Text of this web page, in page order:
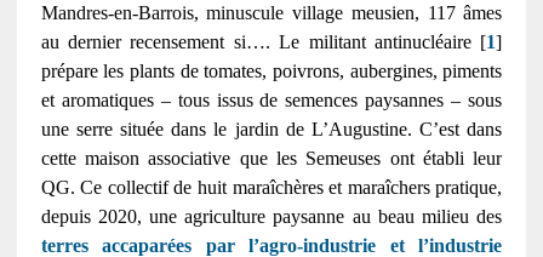
Mandres-en-Barrois, minuscule village meusien, 117 âmes
au dernier recensement si…. Le militant antinucléaire [1]
prépare les plants de tomates, poivrons, aubergines, piments
et aromatiques – tous issus de semences paysannes – sous
une serre située dans le jardin de L’Augustine. C’est dans
cette maison associative que les Semeuses ont établi leur
QG. Ce collectif de huit maraîchères et maraîchers pratique,
depuis 2020, une agriculture paysanne au beau milieu des
terres accaparées par l’agro-industrie et l’industrie